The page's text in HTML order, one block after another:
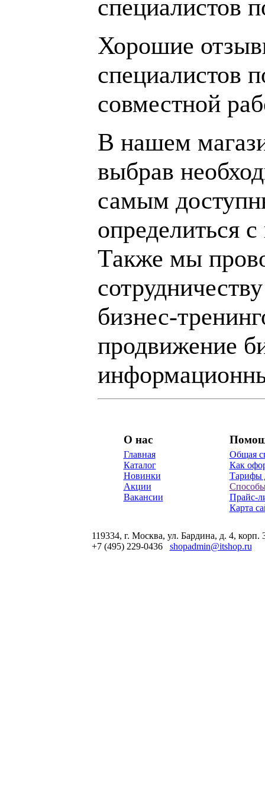
специалистов
Хорошие
специалистов
совместной
В нашем
выбрав
самым
определиться
Также мы
бизнес-
продвижение
О нас
Главная
Каталог
Новинки
Акции
Вакансии
Общая
Как
Тарифы
Прайс-
Карта
119334, г. Москва, ул. Бардина, д. 4, корп.
+7 (495) 229-0436 shopadmin@itshop.ru